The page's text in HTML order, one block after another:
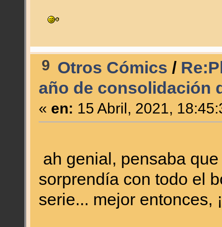
9 Otros Cómics /
año de consolidación
« en: 15 Abril, 2021,
ah genial, pensaba
sorprendía con todo el
serie... mejor entonces,